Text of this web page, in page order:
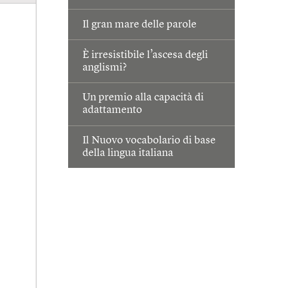
Il gran mare delle parole
È irresistibile l’ascesa degli
anglismi?
Un premio alla capacità di
adattamento
Il Nuovo vocabolario di base
della lingua italiana